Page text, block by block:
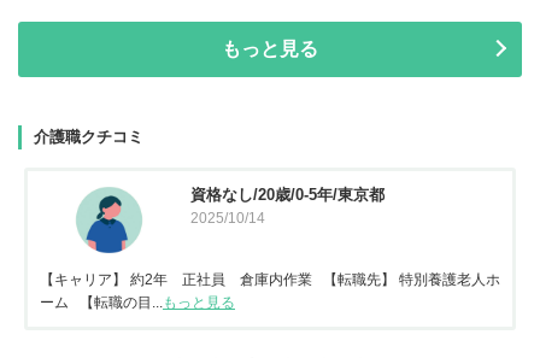
もっと見る
介護職クチコミ
資格なし/20歳/0-5年/東京都
2025/10/14
【キャリア】 約2年 正社員 倉庫内作業 【転職先】 特別養護老人ホ
ーム 【転職の目...もっと見る